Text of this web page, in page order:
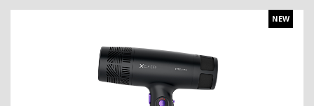
NEW